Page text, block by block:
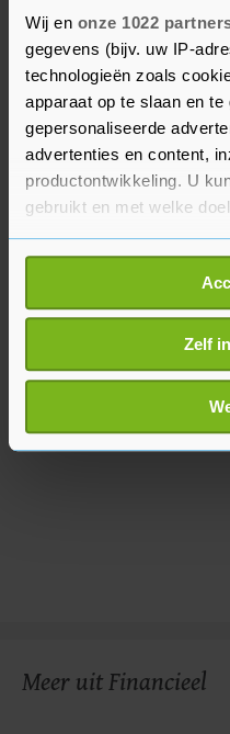
Wij en onze 1022
gegevens (bijv. uw IP-
technologieën zoals
apparaat op te slaan en
gepersonaliseerde
advertenties en content,
productontwikkeling. U
gebruikt en met welke
Als u het toestaat, willen
Informatie
locatie, die tot een
Uw apparaat
scannen op
Lees meer over hoe uw
verwerkt en stel uw
U kunt uw toestemming
Zelf
komende drie
blijven de
over
het begin van het
belangrijkste
bedrijfsvoering. Dat is
opzichte van begin dit
Meer uit Financieel